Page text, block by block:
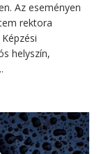
Az eseményen
rektora
helyszín,